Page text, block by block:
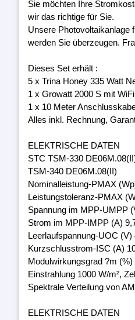
Sie möchten Ihre
wir das richtige für Sie.
Unsere Photovoltaikanlage
werden Sie überzeugen.
Dieses Set erhält :
5 x Trina Honey 335 Watt
1 x Growatt 2000 S mit
1 x 10 Meter
Alles inkl. Rechnung,
ELEKTRISCHE DATEN
STC TSM-330
TSM-340 DE06M.08(II)
Nominalleistung-PMAX
Leistungstoleranz-PMAX
Spannung im MPP-UMPP
Strom im MPP-IMPP (A)
Leerlaufspannung-UOC (V)
Kurzschlusstrom-ISC (A)
Modulwirkungsgrad ?m
Einstrahlung 1000 W/m²,
Spektrale Verteilung von
ELEKTRISCHE DATEN